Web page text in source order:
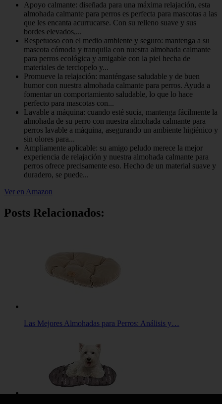
Apoyo calmante: diseñada para una máxima relajación, esta
almohada calmante para perros es perfecta para mascotas a las
que les encanta acurrucarse. Con su relleno suave y sus
bordes elevados,...
Respetuoso con el medio ambiente y seguro: mantenga a su
mascota cómoda y tranquila con nuestra almohada calmante
para perros ecológica y amigable con la piel hecha de
materiales de terciopelo y...
Promueve la relajación: manténgase saludable y de buen
humor con nuestra almohada calmante para perros. Ayuda a
fomentar un comportamiento saludable, lo que lo hace
perfecto para mascotas con...
Lavable a máquina: cuando esté sucia, mantenga fácilmente la
almohada de su perro con nuestra almohada calmante para
perros lavable a máquina, asegurando un ambiente higiénico y
sin olores para...
Ampliamente aplicable: su amigo peludo merece la mejor
experiencia de relajación y nuestra almohada calmante para
perros ofrece precisamente eso. Hecho de un material suave y
duradero, se puede...
Ver en Amazon
Posts Relacionados:
Las Mejores Almohadas para Perros: Análisis y…